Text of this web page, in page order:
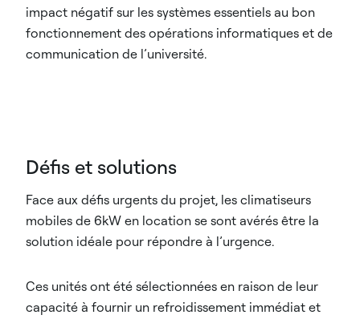
impact négatif sur les systèmes essentiels au bon
fonctionnement des opérations informatiques et de
communication de l’université.​
Défis et solutions
Face aux défis urgents du projet, les climatiseurs
mobiles de 6kW en location se sont avérés être la
solution idéale pour répondre à l’urgence.
Ces unités ont été sélectionnées en raison de leur
capacité à fournir un refroidissement immédiat et